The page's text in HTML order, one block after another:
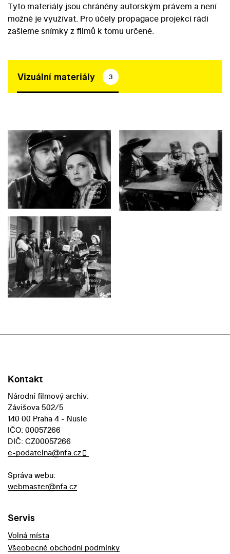
Tyto materiály jsou chráněny autorským právem a není
možné je využívat. Pro účely propagace projekcí rádi
zašleme snímky z filmů k tomu určené.
Vizuální materiály 3
Kontakt
Národní filmový archiv:
Závišova 502/5
140 00 Praha 4 - Nusle
IČO: 00057266
DIČ: CZ00057266
e-podatelna@nfa.cz
Správa webu:
webmaster@nfa.cz
Servis
Volná místa
Všeobecné obchodní podmínky